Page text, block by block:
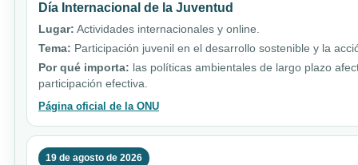
Día Internacional de la Juventud
Lugar: Actividades internacionales y online.
Tema: Participación juvenil en el desarrollo sostenible y la
Por qué importa: las políticas ambientales de largo plazo
participación efectiva.
Página oficial de la ONU
19 de agosto de 2026